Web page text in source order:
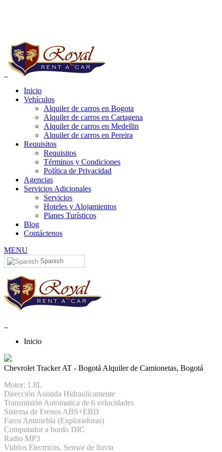
bogota precios, alquiler de carros bogota para uber, alquiler de
Inicio
Vehículos
Alquiler de carros en Bogota
Alquiler de carros en Cartagena
Alquiler de carros en Medellin
Alquiler de carros en Pereira
Requisitos
Requisitos
Términos y Condiciones
Política de Privacidad
Agencias
Servicios Adicionales
Servicios
Hoteles y Alojamientos
Planes Turísticos
Blog
Contáctenos
MENU
Spanish
Inicio
Chevrolet Tracker AT - Bogotá Alquiler de Camionetas, Bogotá
Motor: 1.8L
Dirección Asistida Hidraulicamente
Transmisión Automatica de 6 velocidades
Sistema de Frenos ABS+EBD
Faros Antiniebla (Exploradoras)
Computador a bordo DIC
Radio MP3
Vidrios Electricos, Sensor de lluvia